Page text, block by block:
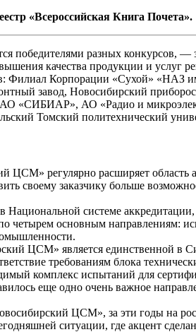
«Всероссийская Книга Почета».
победителями разных конкурсов, —
качества продукции и услуг
Филиал Корпорации «Сухой»
завод, Новосибирский
«СИБИАР», АО «Радио и
Томский политехнический
регулярно расширяет область
своему заказчику больше
системе аккредитации,
четырем основным направлениям:
ЦСМ» является единственной в
требованиям блока
комплекс испытаний для
еще одно очень важное
ЦСМ», за эти годы на
ситуации, где акцент